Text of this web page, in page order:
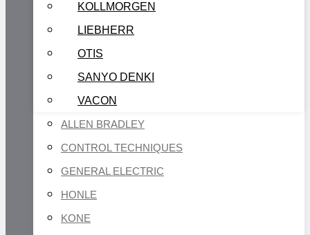
KOLLMORGEN
LIEBHERR
OTIS
SANYO DENKI
VACON
ALLEN BRADLEY
CONTROL TECHNIQUES
GENERAL ELECTRIC
HONLE
KONE